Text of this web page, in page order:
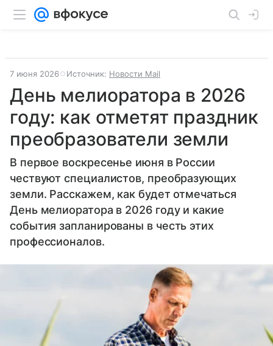
7 июня 2026 Источник: Новости Mail
День мелиоратора в 2026
году: как отметят праздник
преобразователи земли
В первое воскресенье июня в России
чествуют специалистов, преобразующих
земли. Расскажем, как будет отмечаться
День мелиоратора в 2026 году и какие
события запланированы в честь этих
профессионалов.